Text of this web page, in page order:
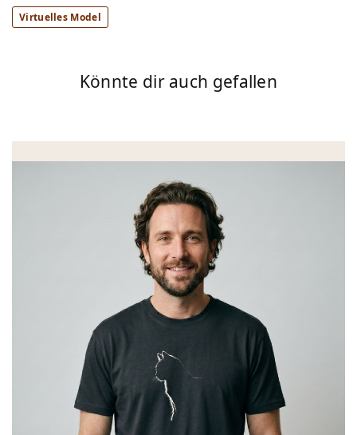
Virtuelles Model
Könnte dir auch gefallen